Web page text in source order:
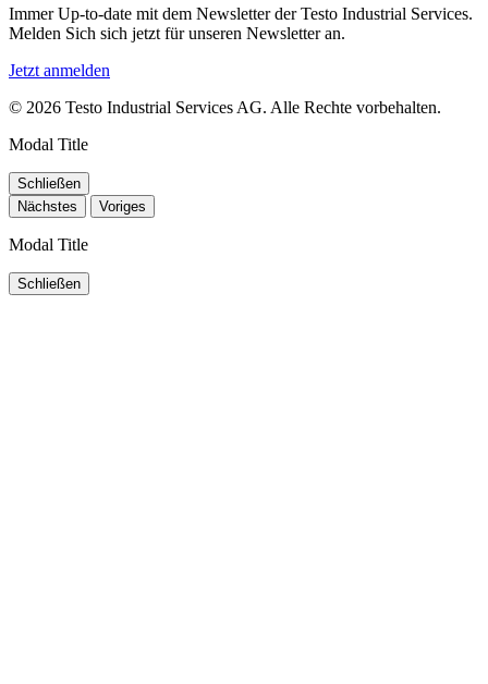
Immer Up-to-date mit dem Newsletter der Testo Industrial Services.
Melden Sich sich jetzt für unseren Newsletter an.
Jetzt anmelden
© 2026 Testo Industrial Services AG. Alle Rechte vorbehalten.
Modal Title
Schließen
Nächstes
Voriges
Modal Title
Schließen